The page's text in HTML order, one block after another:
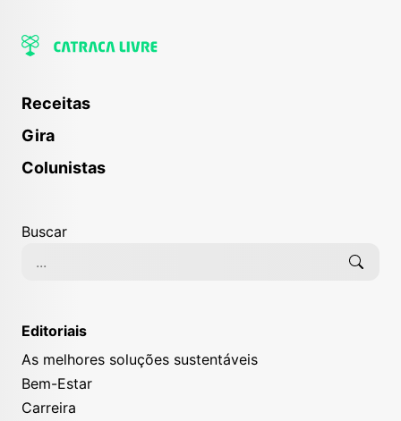
Receitas
Gira
Colunistas
Buscar
Editoriais
As melhores soluções sustentáveis
Bem-Estar
Carreira